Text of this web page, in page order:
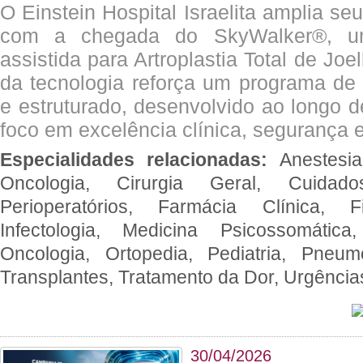
O Einstein Hospital Israelita amplia
com a chegada do SkyWalker®,
assistida para Artroplastia Total de
da tecnologia reforça um programa
e estruturado, desenvolvido ao longo
foco em excelência clínica, segurança
Especialidades relacionadas:
Oncologia, Cirurgia Geral,
Perioperatórios, Farmácia Clínica,
Infectologia, Medicina
Oncologia, Ortopedia, Pediatria,
Transplantes, Tratamento da Dor,
30/04/2026